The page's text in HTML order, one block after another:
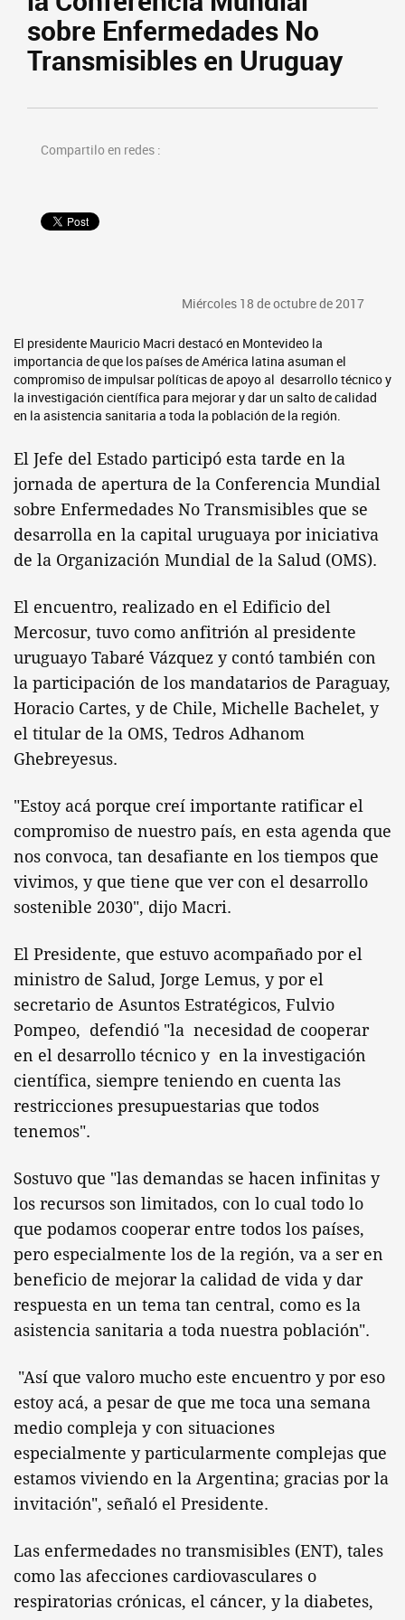
sobre Enfermedades No
Transmisibles en Uruguay
Compartilo en redes :
Miércoles 18 de octubre de 2017
El presidente Mauricio Macri destacó en Montevideo la
importancia de que los países de América latina asuman el
compromiso de impulsar políticas de apoyo al desarrollo técnico y
la investigación científica para mejorar y dar un salto de calidad
en la asistencia sanitaria a toda la población de la región.
El Jefe del Estado participó esta tarde en la
jornada de apertura de la Conferencia Mundial
sobre Enfermedades No Transmisibles que se
desarrolla en la capital uruguaya por iniciativa
de la Organización Mundial de la Salud (OMS).
El encuentro, realizado en el Edificio del
Mercosur, tuvo como anfitrión al presidente
uruguayo Tabaré Vázquez y contó también con
la participación de los mandatarios de Paraguay,
Horacio Cartes, y de Chile, Michelle Bachelet, y
el titular de la OMS, Tedros Adhanom
Ghebreyesus.
"Estoy acá porque creí importante ratificar el
compromiso de nuestro país, en esta agenda que
nos convoca, tan desafiante en los tiempos que
vivimos, y que tiene que ver con el desarrollo
sostenible 2030", dijo Macri.
El Presidente, que estuvo acompañado por el
ministro de Salud, Jorge Lemus, y por el
secretario de Asuntos Estratégicos, Fulvio
Pompeo, defendió "la necesidad de cooperar
en el desarrollo técnico y en la investigación
científica, siempre teniendo en cuenta las
restricciones presupuestarias que todos
tenemos".
Sostuvo que "las demandas se hacen infinitas y
los recursos son limitados, con lo cual todo lo
que podamos cooperar entre todos los países,
pero especialmente los de la región, va a ser en
beneficio de mejorar la calidad de vida y dar
respuesta en un tema tan central, como es la
asistencia sanitaria a toda nuestra población".
"Así que valoro mucho este encuentro y por eso
estoy acá, a pesar de que me toca una semana
medio compleja y con situaciones
especialmente y particularmente complejas que
estamos viviendo en la Argentina; gracias por la
invitación", señaló el Presidente.
Las enfermedades no transmisibles (ENT), tales
como las afecciones cardiovasculares o
respiratorias crónicas, el cáncer, y la diabetes,